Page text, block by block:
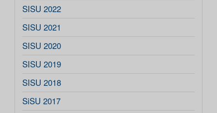
SISU 2022
SISU 2021
SISU 2020
SISU 2019
SISU 2018
SiSU 2017